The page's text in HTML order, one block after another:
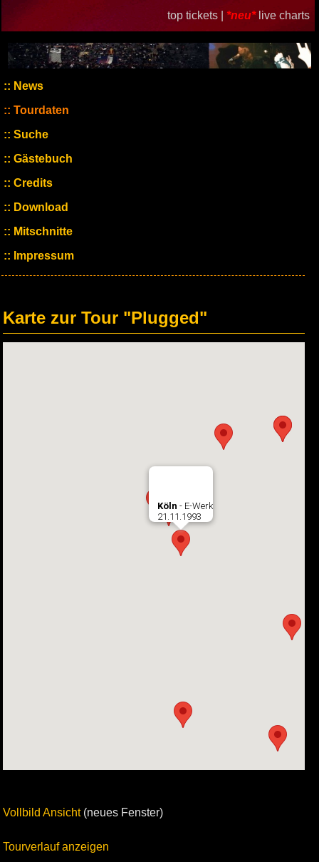
top tickets | *neu* live charts
News
Tourdaten
Suche
Gästebuch
Credits
Download
Mitschnitte
Impressum
Karte zur Tour "Plugged"
Köln - E-Werk
21.11.1993
Vollbild Ansicht(neues Fenster)
Tourverlauf anzeigen